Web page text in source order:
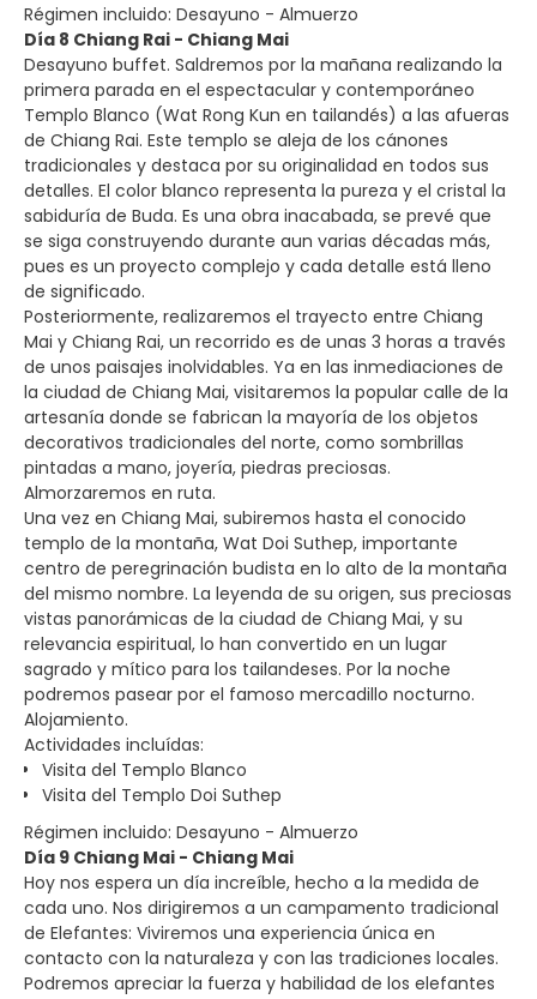
Régimen incluido: Desayuno - Almuerzo
Día 8 Chiang Rai - Chiang Mai
Desayuno buffet. Saldremos por la mañana realizando la
primera parada en el espectacular y contemporáneo
Templo Blanco (Wat Rong Kun en tailandés) a las afueras
de Chiang Rai. Este templo se aleja de los cánones
tradicionales y destaca por su originalidad en todos sus
detalles. El color blanco representa la pureza y el cristal la
sabiduría de Buda. Es una obra inacabada, se prevé que
se siga construyendo durante aun varias décadas más,
pues es un proyecto complejo y cada detalle está lleno
de significado.
Posteriormente, realizaremos el trayecto entre Chiang
Mai y Chiang Rai, un recorrido es de unas 3 horas a través
de unos paisajes inolvidables. Ya en las inmediaciones de
la ciudad de Chiang Mai, visitaremos la popular calle de la
artesanía donde se fabrican la mayoría de los objetos
decorativos tradicionales del norte, como sombrillas
pintadas a mano, joyería, piedras preciosas.
Almorzaremos en ruta.
Una vez en Chiang Mai, subiremos hasta el conocido
templo de la montaña, Wat Doi Suthep, importante
centro de peregrinación budista en lo alto de la montaña
del mismo nombre. La leyenda de su origen, sus preciosas
vistas panorámicas de la ciudad de Chiang Mai, y su
relevancia espiritual, lo han convertido en un lugar
sagrado y mítico para los tailandeses. Por la noche
podremos pasear por el famoso mercadillo nocturno.
Alojamiento.
Actividades incluídas:
Visita del Templo Blanco
Visita del Templo Doi Suthep
Régimen incluido: Desayuno - Almuerzo
Día 9 Chiang Mai - Chiang Mai
Hoy nos espera un día increíble, hecho a la medida de
cada uno. Nos dirigiremos a un campamento tradicional
de Elefantes: Viviremos una experiencia única en
contacto con la naturaleza y con las tradiciones locales.
Podremos apreciar la fuerza y habilidad de los elefantes